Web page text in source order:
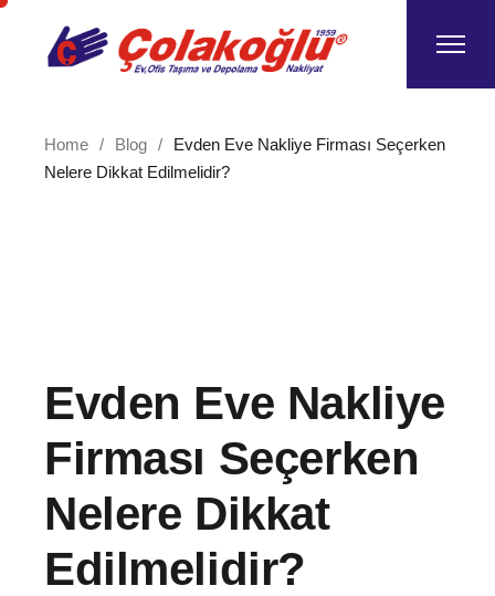
Skip
content
Home Blog
Evden Eve Nakliye Firması Seçerken
Nelere Dikkat Edilmelidir?
Evden Eve Nakliye
Firması Seçerken
Nelere Dikkat
Edilmelidir?